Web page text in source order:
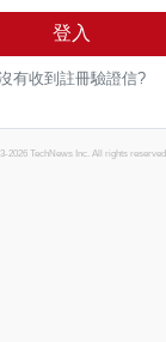
登入
有收到註冊驗證信?
2026 TechNews Inc. All rights reserved.